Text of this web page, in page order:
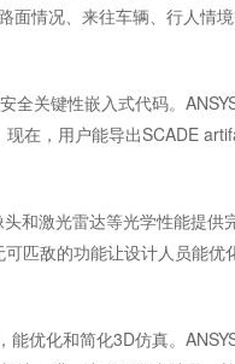
面情况、来往车辆、行人情
关键性嵌入式代码。
在，用户能导出SCADE
和激光雷达等光学性能提供
匹敌的功能让设计人员能优
优化和简化3D仿真。